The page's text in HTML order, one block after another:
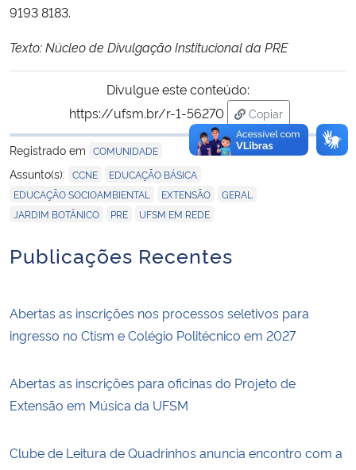
9193 8183.
Texto: Núcleo de Divulgação Institucional da PRE
Divulgue este conteúdo:
https://ufsm.br/r-1-56270
Copiar
para área de
Registrado em COMUNIDADE
Assunto(s): CCNE EDUCAÇÃO BÁSICA
EDUCAÇÃO SOCIOAMBIENTAL EXTENSÃO GERAL
JARDIM BOTÂNICO PRE UFSM EM REDE
Publicações Recentes
Abertas as inscrições nos processos seletivos para
ingresso no Ctism e Colégio Politécnico em 2027
Abertas as inscrições para oficinas do Projeto de
Extensão em Música da UFSM
Clube de Leitura de Quadrinhos anuncia encontro com a